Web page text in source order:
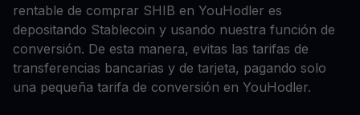
rentable de comprar SHIB en YouHodler es
depositando Stablecoin y usando nuestra función de
conversión. De esta manera, evitas las tarifas de
transferencias bancarias y de tarjeta, pagando solo
una pequeña tarifa de conversión en YouHodler.